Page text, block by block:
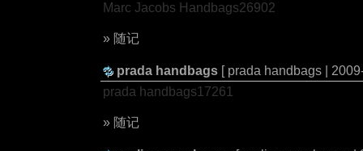
Marc Jacobs Handbags26902
» 随记
prada handbags [ prada handbags |
prada handbags17261
» 随记